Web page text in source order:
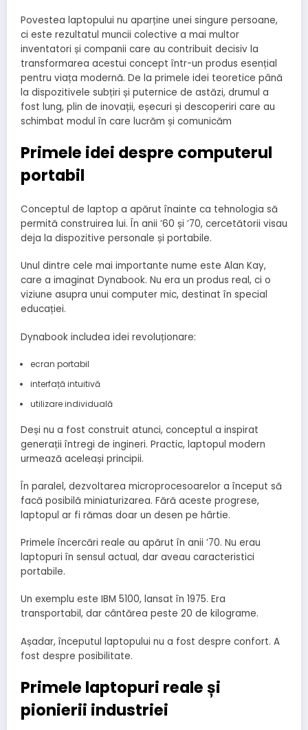
Povestea laptopului nu aparține unei singure persoane,
ci este rezultatul muncii colective a mai multor
inventatori și companii care au contribuit decisiv la
transformarea acestui concept într-un produs esențial
pentru viața modernă. De la primele idei teoretice până
la dispozitivele subțiri și puternice de astăzi, drumul a
fost lung, plin de inovații, eșecuri și descoperiri care au
schimbat modul în care lucrăm și comunicăm
Primele idei despre computerul
portabil
Conceptul de laptop a apărut înainte ca tehnologia să
permită construirea lui. În anii ’60 și ’70, cercetătorii visau
deja la dispozitive personale și portabile.
Unul dintre cele mai importante nume este Alan Kay,
care a imaginat Dynabook. Nu era un produs real, ci o
viziune asupra unui computer mic, destinat în special
educației.
Dynabook includea idei revoluționare:
ecran portabil
interfață intuitivă
utilizare individuală
Deși nu a fost construit atunci, conceptul a inspirat
generații întregi de ingineri. Practic, laptopul modern
urmează aceleași principii.
În paralel, dezvoltarea microprocesoarelor a început să
facă posibilă miniaturizarea. Fără aceste progrese,
laptopul ar fi rămas doar un desen pe hârtie.
Primele încercări reale au apărut în anii ’70. Nu erau
laptopuri în sensul actual, dar aveau caracteristici
portabile.
Un exemplu este IBM 5100, lansat în 1975. Era
transportabil, dar cântărea peste 20 de kilograme.
Așadar, începutul laptopului nu a fost despre confort. A
fost despre posibilitate.
Primele laptopuri reale și
pionierii industriei